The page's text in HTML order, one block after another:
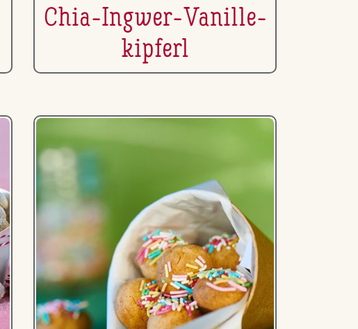
Chia-Ingwer-Va­nil­le­
kip­ferl